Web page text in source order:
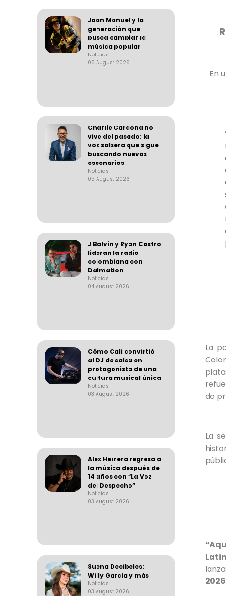
Joan Manuel y la
generación que
busca cambiar la
música popular
Noticias
05 August 2026
Charlie Cardona no
vive del pasado: la
voz salsera que sigue
buscando nuevos
escenarios
Noticias
05 August 2026
J Balvin y Ryan Castro
lideran la radio
colombiana con
Dalmation
Noticias
04 August 2026
Cómo Cali convirtió
al DJ de salsa en
protagonista de una
cultura musical única
Noticias
03 August 2026
Alex Herrera regresa a
la música después de
14 años con “La Voz
del Despecho”
Noticias
03 August 2026
Suena Decibeles:
Willy García y más
Noticias
03 August 2026
En
La
de
La
2026